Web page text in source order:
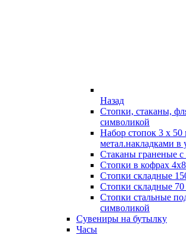
Назад
Стопки, стаканы,
символикой
Набор стопок 3 х 50
метал.накладками в
Стаканы граненые
Стопки в кофрах
Стопки складные
Стопки складные
Стопки стальные
символикой
Сувениры на бутылку
Часы